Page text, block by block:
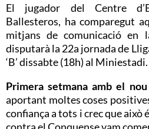
El jugador del Centre
Ballesteros, ha comparegut
mitjans de comunicació en
disputarà la 22a jornada de
‘B’ dissabte (18h) al Miniestadi.
Primera setmana amb el
aportant moltes coses
confiança a tots i crec que